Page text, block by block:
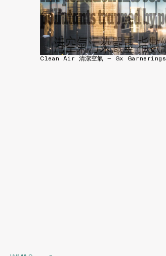
Clean Air 清潔空氣 — Gx Garnerings